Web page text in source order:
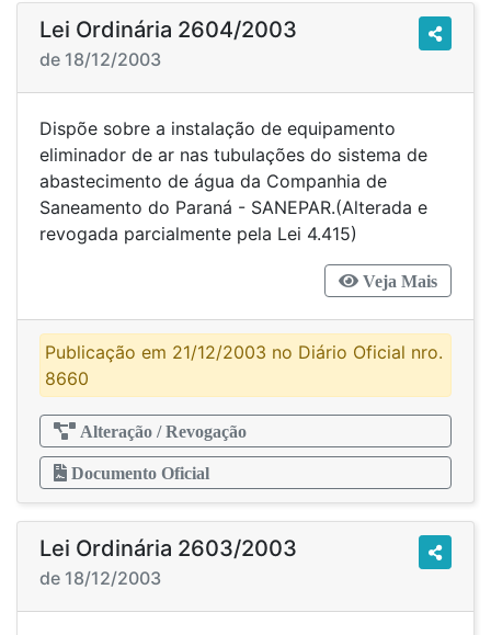
Lei Ordinária 2604/2003
de 18/12/2003
Dispõe sobre a instalação de equipamento
eliminador de ar nas tubulações do sistema de
abastecimento de água da Companhia de
Saneamento do Paraná - SANEPAR.(Alterada e
revogada parcialmente pela Lei 4.415)
Veja Mais
Publicação em 21/12/2003 no Diário Oficial nro.
8660
Alteração / Revogação
Documento Oficial
Lei Ordinária 2603/2003
de 18/12/2003